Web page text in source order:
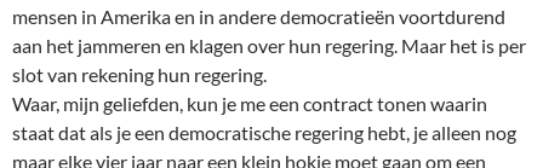
mensen in Amerika en in andere democratieën voortdurend
aan het jammeren en klagen over hun regering. Maar het is per
slot van rekening hun regering.
Waar, mijn geliefden, kun je me een contract tonen waarin
staat dat als je een democratische regering hebt, je alleen nog
maar elke vier jaar naar een klein hokje moet gaan om een